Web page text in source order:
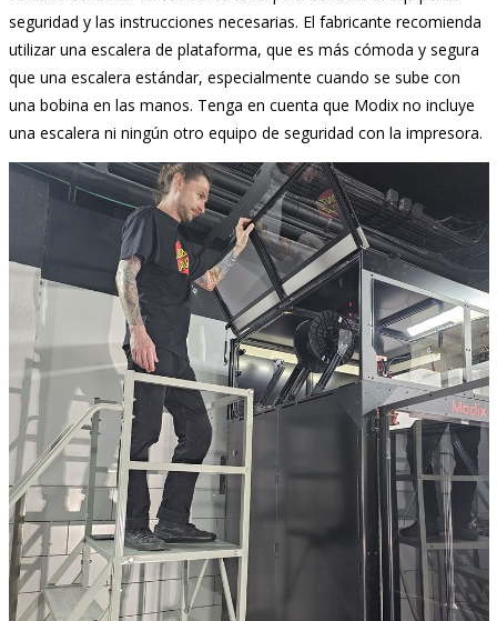
seguridad y las instrucciones necesarias. El fabricante recomienda
utilizar una escalera de plataforma, que es más cómoda y segura
que una escalera estándar, especialmente cuando se sube con
una bobina en las manos. Tenga en cuenta que Modix no incluye
una escalera ni ningún otro equipo de seguridad con la impresora.